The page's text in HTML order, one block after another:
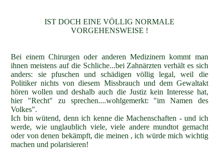
IST DOCH EINE VÖLLIG NORMALE
VORGEHENSWEISE !
Bei einem Chirurgen oder anderen Medizinern kommt man
ihnen meistens auf die Schliche...bei Zahnärzten verhält es sich
anders: sie pfuschen und schädigen völlig legal, weil die
Politiker nichts von diesem Missbrauch und dem Gewaltakt
hören wollen und deshalb auch die Justiz kein Interesse hat,
hier "Recht" zu sprechen....wohlgemerkt: "im Namen des
Volkes".
Ich bin wütend, denn ich kenne die Machenschaften - und ich
werde, wie unglaublich viele, viele andere mundtot gemacht
oder von denen bekämpft, die meinen , ich würde mich wichtig
machen und polarisieren!